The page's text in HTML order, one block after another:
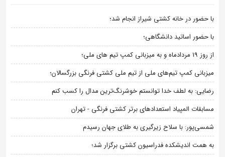
با حضور در خانه کشتی شیراز انجام شد؛
با حضور اساتید دانشگاهی؛
از روز 19 مردادماه و به میزبانی کمپ تیم های ملی؛
میزبانی کمپ تیم‌های ملی از تیم ملی کشتی فرنگی بزرگسالان؛
رضایی: به لطف خدا توانستم خوشرنگ‌ترین مدال را کسب کنم
مسابقات المپیاد استعدادهای برتر کشتی فرنگی - تهران
شمسی‌پور: با سلاح زیرگیری به طلای جهان رسیدم
به همت اندیشکده فدراسیون کشتی برگزار شد؛